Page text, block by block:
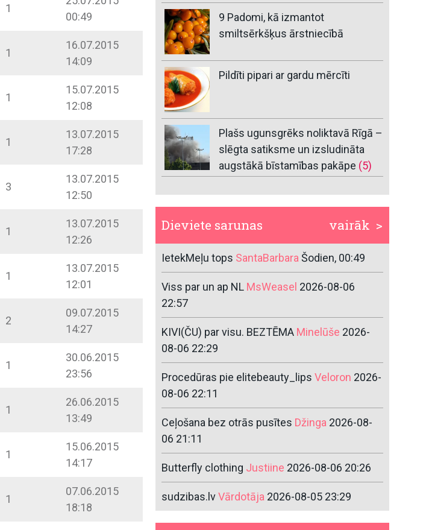
1
00:49
1
16.07.2015
14:09
1
15.07.2015
12:08
1
13.07.2015
17:28
3
13.07.2015
12:50
1
13.07.2015
12:26
1
13.07.2015
12:01
2
09.07.2015
14:27
1
30.06.2015
23:56
1
26.06.2015
13:49
1
15.06.2015
14:17
1
07.06.2015
18:18
9 Padomi, kā izmantot
smiltsērkšķus ārstniecībā
Pildīti pipari ar gardu mērcīti
Plašs ugunsgrēks noliktavā Rīgā –
slēgta satiksme un izsludināta
augstākā bīstamības pakāpe (5)
vairāk >
Dieviete sarunas
IetekMeļu tops SantaBarbaraŠodien, 00:49
Viss par un ap NL MsWeasel 2026-08-06
22:57
KIVI(ČU) par visu. BEZTĒMA Minelūše 2026-
08-06 22:29
Procedūras pie elitebeauty_lips Veloron 2026-
08-06 22:11
Ceļošana bez otrās pusītes Džinga 2026-08-
06 21:11
Butterfly clothing Justiine 2026-08-06 20:26
sudzibas.lvVārdotāja 2026-08-05 23:29